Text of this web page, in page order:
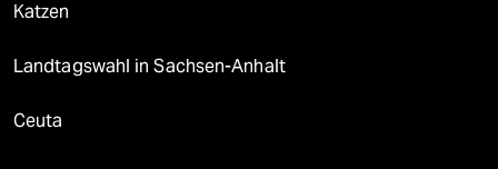
Katzen
Landtagswahl in Sachsen-Anhalt
Ceuta